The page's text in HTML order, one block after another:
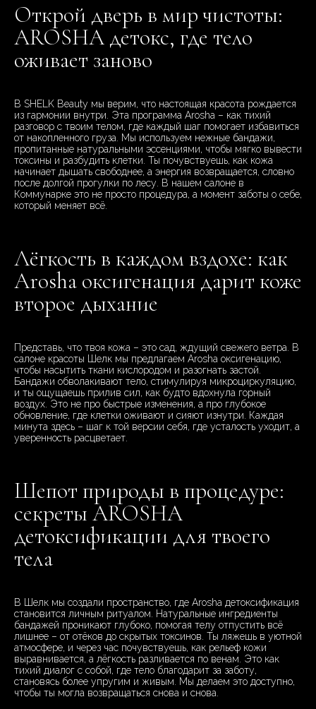
Открой дверь в мир чистоты:
AROSHA детокс, где тело
оживает заново
В SHELK Beauty мы верим, что настоящая красота рождается
из гармонии внутри. Эта программа Arosha – как тихий
разговор с твоим телом, где каждый шаг помогает избавиться
от накопленного груза. Мы используем нежные бандажи,
пропитанные натуральными эссенциями, чтобы мягко вывести
токсины и разбудить клетки. Ты почувствуешь, как кожа
начинает дышать свободнее, а энергия возвращается, словно
после долгой прогулки по лесу. В нашем салоне в
Коммунарке это не просто процедура, а момент заботы о себе,
который меняет всё.
Лёгкость в каждом вздохе: как
Arosha оксигенация дарит коже
второе дыхание
Представь, что твоя кожа – это сад, ждущий свежего ветра. В
салоне красоты Шелк мы предлагаем Arosha оксигенацию,
чтобы насытить ткани кислородом и разогнать застой.
Бандажи обволакивают тело, стимулируя микроциркуляцию,
и ты ощущаешь прилив сил, как будто вдохнула горный
воздух. Это не про быстрые изменения, а про глубокое
обновление, где клетки оживают и сияют изнутри. Каждая
минута здесь – шаг к той версии себя, где усталость уходит, а
уверенность расцветает.
Шепот природы в процедуре:
секреты AROSHA
детоксификации для твоего
тела
В Шелк мы создали пространство, где Arosha детоксификация
становится личным ритуалом. Натуральные ингредиенты
бандажей проникают глубоко, помогая телу отпустить всё
лишнее – от отёков до скрытых токсинов. Ты ляжешь в уютной
атмосфере, и через час почувствуешь, как рельеф кожи
выравнивается, а лёгкость разливается по венам. Это как
тихий диалог с собой, где тело благодарит за заботу,
становясь более упругим и живым. Мы делаем это доступно,
чтобы ты могла возвращаться снова и снова.